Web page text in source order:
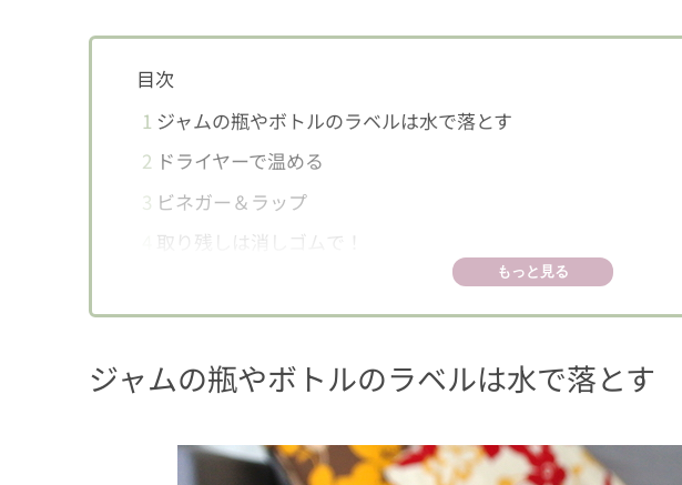
目次
1 ジャムの瓶やボトルのラベルは水で落とす
2 ドライヤーで温める
3 ビネガー＆ラップ
取り残しは消しゴムで！
もっと見る
ジャムの瓶やボトルのラベルは水で落とす